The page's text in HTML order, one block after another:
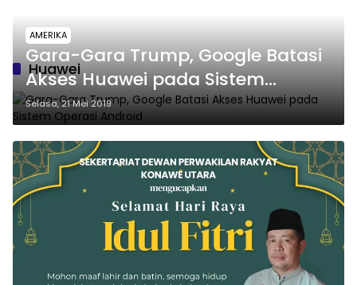
Huawei
AMERIKA
Gara-Gara Trump, Google Batasi
Akses Huawei pada Sistem
Operasi Android
Selasa, 21 Mei 2019